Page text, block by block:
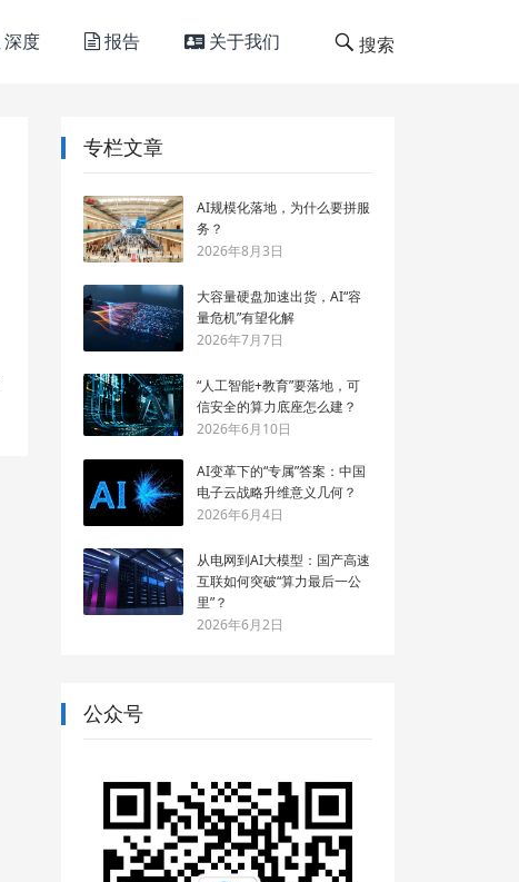
深度 报告 关于我们 搜索
专栏文章
AI规模化落地，为什么要拼服
务？
2026年8月3日
大容量硬盘加速出货，AI“容
量危机”有望化解
2026年7月7日
“人工智能+教育”要落地，可
信安全的算力底座怎么建？
2026年6月10日
AI变革下的“专属”答案：中国
电子云战略升维意义几何？
2026年6月4日
从电网到AI大模型：国产高速
互联如何突破“算力最后一公
里”？
2026年6月2日
公众号